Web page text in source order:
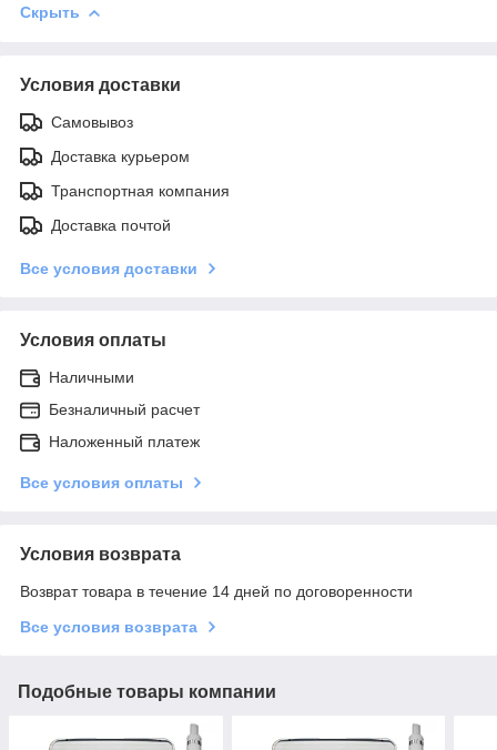
Скрыть
Условия доставки
Самовывоз
Доставка курьером
Транспортная компания
Доставка почтой
Все условия доставки
Условия оплаты
Наличными
Безналичный расчет
Наложенный платеж
Все условия оплаты
Условия возврата
Возврат товара в течение 14 дней по договоренности
Все условия возврата
Подобные товары компании